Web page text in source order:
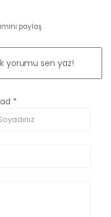
paylaş.
yorumu sen yaz!
*